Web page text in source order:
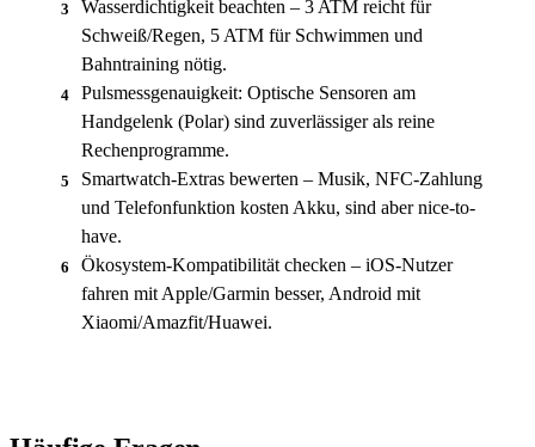
3
Wasserdichtigkeit beachten – 3 ATM reicht für
Schweiß/Regen, 5 ATM für Schwimmen und
Bahntraining nötig.
4
Pulsmessgenauigkeit: Optische Sensoren am
Handgelenk (Polar) sind zuverlässiger als reine
Rechenprogramme.
5
Smartwatch-Extras bewerten – Musik, NFC-Zahlung
und Telefonfunktion kosten Akku, sind aber nice-to-
have.
6
Ökosystem-Kompatibilität checken – iOS-Nutzer
fahren mit Apple/Garmin besser, Android mit
Xiaomi/Amazfit/Huawei.